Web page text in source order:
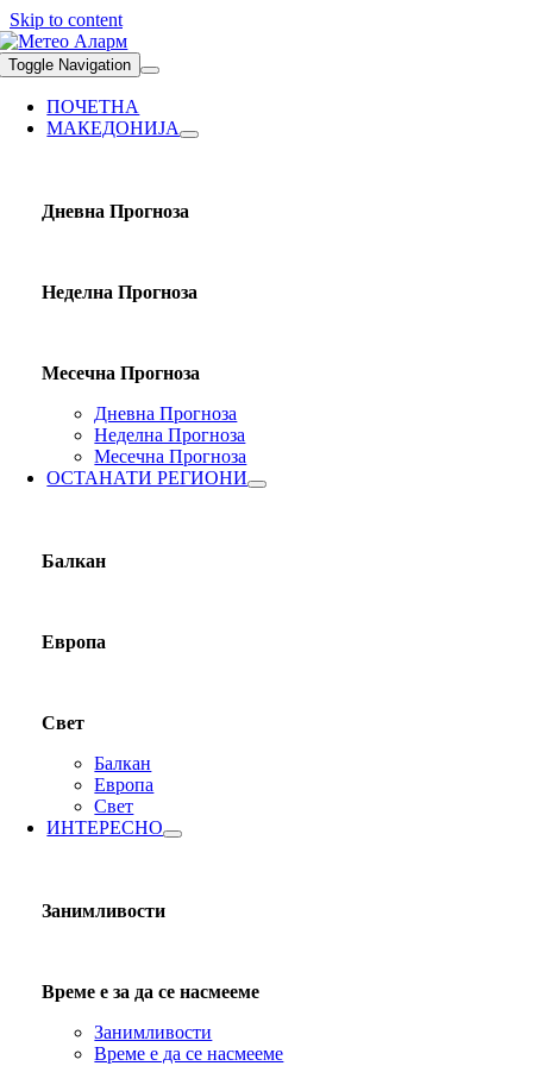
Skip to content
Toggle Navigation
ПОЧЕТНА
МАКЕДОНИЈА
Дневна Прогноза
Неделна Прогноза
Месечна Прогноза
Дневна Прогноза
Неделна Прогноза
Месечна Прогноза
ОСТАНАТИ РЕГИОНИ
Балкан
Европа
Свет
Балкан
Европа
Свет
ИНТЕРЕСНО
Занимливости
Време е за да се насмееме
Занимливости
Време е да се насмееме